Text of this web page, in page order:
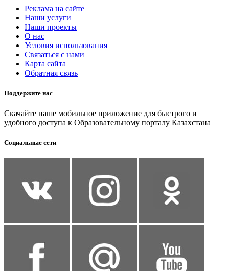
Реклама на сайте
Наши услуги
Наши проекты
О нас
Условия использования
Связаться с нами
Карта сайта
Обратная связь
Поддержите нас
Скачайте наше мобильное приложение для быстрого и
удобного доступа к Образовательному порталу Казахстана
Социальные сети